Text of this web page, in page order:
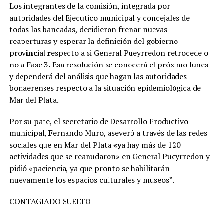
Los integrantes de la comisión, integrada por
autoridades del Ejecutico municipal y concejales de
todas las bancadas, decidieron frenar nuevas
reaperturas y esperar la definición del gobierno
provincialrespecto a si General Pueyrredon retrocede o
no a Fase 3.Esa resolución se conocerá el próximo lunes
y dependerá del análisis que hagan las autoridades
bonaerenses respecto a la situación epidemiológica de
Mar del Plata.
Por su pate, el secretario de Desarrollo Productivo
municipal,Fernando Muro, aseveró a través de las redes
sociales que en Mar del Plata«ya hay más de 120
actividades que se reanudaron» en General Pueyrredon y
pidió «paciencia, ya que pronto se habilitarán
nuevamente los espacios culturales y museos”.
CONTAGIADO SUELTO